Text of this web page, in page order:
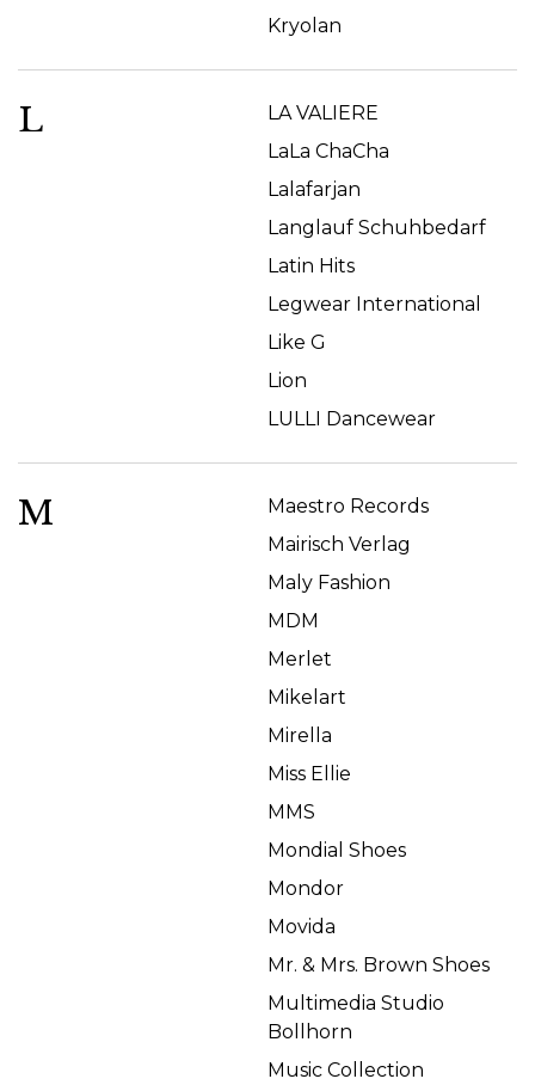
Kryolan
L
LA VALIERE
LaLa ChaCha
Lalafarjan
Langlauf Schuhbedarf
Latin Hits
Legwear International
Like G
Lion
LULLI Dancewear
M
Maestro Records
Mairisch Verlag
Maly Fashion
MDM
Merlet
Mikelart
Mirella
Miss Ellie
MMS
Mondial Shoes
Mondor
Movida
Mr. & Mrs. Brown Shoes
Multimedia Studio
Bollhorn
Music Collection